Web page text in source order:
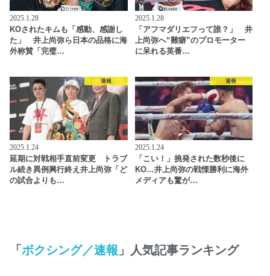
2025.1.28
KOされたキムも「感動、感謝し
た」 井上尚弥ら日本の品格に海
外称賛「完璧…
2025.1.28
「アフマダリエフって誰？」 井
上尚弥へ“難癖”のプロモーター
に呆れる英番…
速報
2025.1.24
延期に対戦相手直前変更 トラブ
ル続き異例興行終え井上尚弥「ど
の試合よりも…
速報
2025.1.24
「こい！」挑発された数秒後に
KO…井上尚弥の戦慄勝利に海外
メディアも驚が…
「ボクシング／速報 」人気記事ランキング